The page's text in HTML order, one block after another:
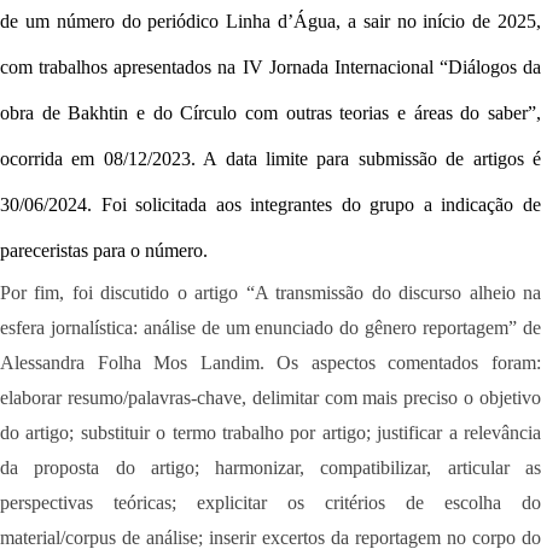
de um número do periódico Linha d’Água, a sair no início de 2025,
com trabalhos apresentados na IV Jornada Internacional “Diálogos da
obra de Bakhtin e do Círculo com outras teorias e áreas do saber”,
ocorrida em 08/12/2023. A data limite para submissão de artigos é
30/06/2024. Foi solicitada aos integrantes do grupo a indicação de
pareceristas para o número.
Por fim, foi discutido o artigo “A transmissão do discurso alheio na
esfera jornalística: análise de um enunciado do gênero reportagem” de
Alessandra Folha Mos Landim. Os aspectos comentados foram:
elaborar resumo/palavras-chave, delimitar com mais preciso o objetivo
do artigo; substituir o termo trabalho por artigo; justificar a relevância
da proposta do artigo; harmonizar, compatibilizar, articular as
perspectivas teóricas; explicitar os critérios de escolha do
material/corpus de análise; inserir excertos da reportagem no corpo do